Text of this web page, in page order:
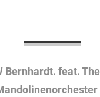
Bernhardt. feat.